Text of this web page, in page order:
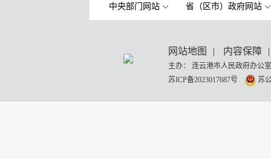
中央部门网站 省（区市）政府网站
网站地图 | 内容保障 |
主办： 连云港市人民政府办
苏ICP备2023017687号
苏